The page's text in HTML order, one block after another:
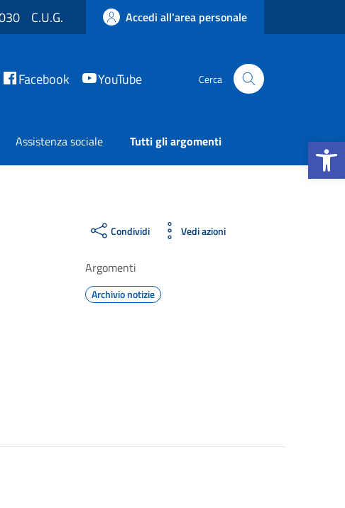
Apri la
C.U.G. Accedi all'area personale
Facebook YouTube Cerca
Assistenza sociale Tutti gli argomenti
Condividi Vedi azioni
Argomenti
Archivio notizie